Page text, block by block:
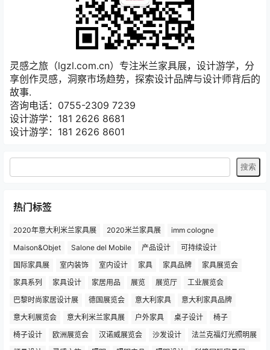
灵感之旅（lgzl.com.cn）专注米兰家具展，设计游学，分
享创作灵感，洞察市场趋势，探索设计品牌与设计师背后的
故事.
咨询电话：0755-2309 7239
设计游学：181 2626 8681
设计游学：181 2626 8601
热门标签
2020年意大利米兰家具展 2020米兰家具展
imm cologne
Maison&Objet
Salone del Mobile 产品设计
可持续设计
国际家具展
室内装饰 室内设计 家具 家具品牌
家具展览会
家具系列
家具设计 家居用品 展览 展览厅
工业展览会
巴黎时尚家居设计展
德国展览会 意大利家具
意大利家具品牌
意大利展览会
意大利米兰家具展 户外家具 桌子设计
椅子
椅子设计
欧洲展览会 汉诺威展览会 沙发设计
法兰克福灯光照明展